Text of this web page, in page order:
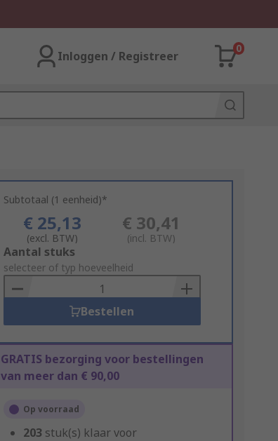
Inloggen / Registreer
0
Subtotaal (1 eenheid)*
€ 25,13
(excl. BTW)
€ 30,41
(incl. BTW)
Add
to
Basket
Aantal stuks
selecteer of typ hoeveelheid
Bestellen
GRATIS bezorging voor bestellingen
van meer dan € 90,00
Op voorraad
203 stuk(s) klaar voor